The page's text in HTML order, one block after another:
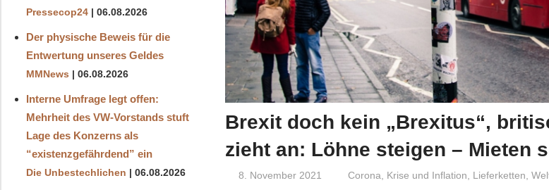
Brexit doch kein „Brexitus“,
zieht an: Löhne steigen – Mieten
8. November 2021 Niki Vogt
Corona Krise und Inflation Lieferketten
Pressecop24 06.08.2026
Der physische Beweis für die
Entwertung unseres Geldes
MMNews 06.08.2026
Interne Umfrage legt offen:
Mehrheit des VW-Vorstands stuft
Lage des Konzerns als
“existenzgefährdend” ein
Die Unbestechlichen 06.08.2026